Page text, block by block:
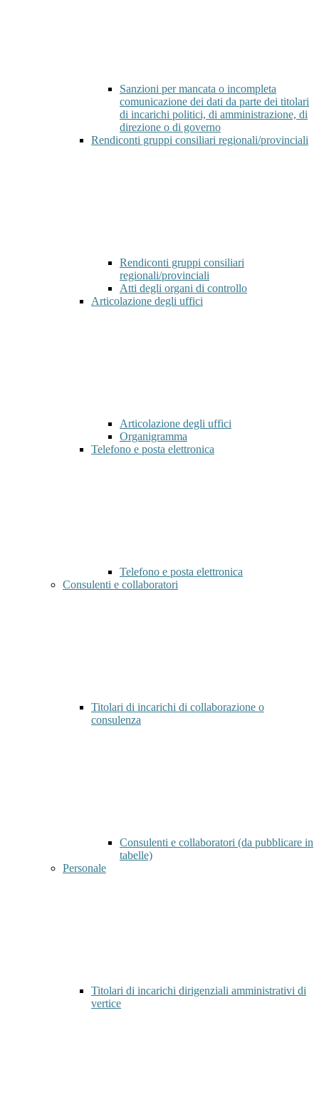
Sanzioni per mancata o incompleta
comunicazione dei dati da parte dei titolari
di incarichi politici, di amministrazione, di
direzione o di governo
Rendiconti gruppi consiliari regionali/provinciali
Rendiconti gruppi consiliari
regionali/provinciali
Atti degli organi di controllo
Articolazione degli uffici
Articolazione degli uffici
Organigramma
Telefono e posta elettronica
Telefono e posta elettronica
Consulenti e collaboratori
Titolari di incarichi di collaborazione o
consulenza
Consulenti e collaboratori (da pubblicare in
tabelle)
Personale
Titolari di incarichi dirigenziali amministrativi di
vertice